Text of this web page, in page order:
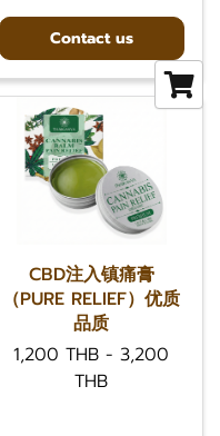
Contact us
CBD注入镇痛膏
（PURE RELIEF）优质
品质
1,200 THB -3,200
THB